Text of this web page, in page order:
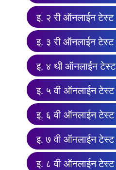
इ. २ री ऑनलाईन टेस्ट
इ. ३ री ऑनलाईन टेस्ट
इ. ४ थी ऑनलाईन टेस्ट
इ. ५ वी ऑनलाईन टेस्ट
इ. ६ वी ऑनलाईन टेस्ट
इ. ७ वी ऑनलाईन टेस्ट
इ. ८ वी ऑनलाईन टेस्ट